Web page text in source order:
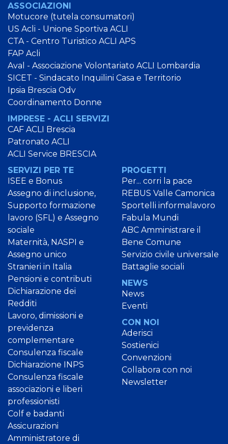
ASSOCIAZIONI
Motucore (tutela consumatori)
US Acli - Unione Sportiva ACLI
CTA - Centro Turistico ACLI APS
FAP Acli
Aval - Associazione Volontariato ACLI Lombardia
SICET - Sindacato Inquilini Casa e Territorio
Ipsia Brescia Odv
Coordinamento Donne
IMPRESE - ACLI SERVIZI
CAF ACLI Brescia
Patronato ACLI
ACLI Service BRESCIA
SERVIZI PER TE
ISEE e Bonus
Assegno di inclusione,
Supporto formazione
lavoro (SFL) e Assegno
sociale
Maternità, NASPI e
Assegno unico
Stranieri in Italia
Pensioni e contributi
Dichiarazione dei
Redditi
Lavoro, dimissioni e
previdenza
complementare
Consulenza fiscale
Dichiarazione INPS
Consulenza fiscale
associazioni e liberi
professionisti
Colf e badanti
Assicurazioni
Amministratore di
PROGETTI
Per... corri la pace
REBUS Valle Camonica
Sportelli informalavoro
Fabula Mundi
ABC Amministrare il
Bene Comune
Servizio civile universale
Battaglie sociali
NEWS
News
Eventi
CON NOI
Aderisci
Sostienici
Convenzioni
Collabora con noi
Newsletter